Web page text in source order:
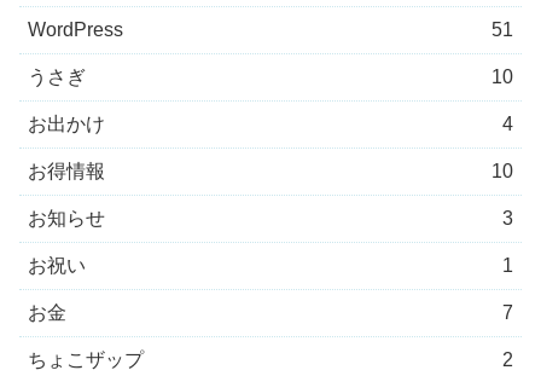
WordPress 51
うさぎ 10
お出かけ 4
お得情報 10
お知らせ 3
お祝い 1
お金 7
ちょこザップ 2